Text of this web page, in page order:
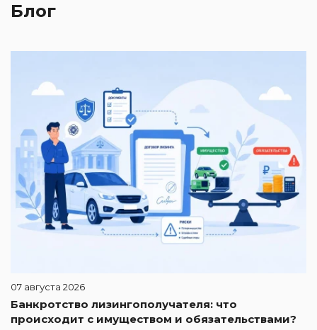
Блог
07 августа 2026
Банкротство лизингополучателя: что
происходит с имуществом и обязательствами?